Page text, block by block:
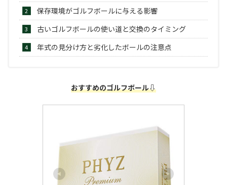
保存環境がゴルフボールに与える影響
古いゴルフボールの使い道と交換のタイミング
年式の見分け方と劣化したボールの注意点
おすすめのゴルフボール⇩